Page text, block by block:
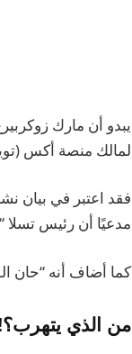
يبدو أن مارك
لمالك منصة أكس
فقد اعتبر في بيان
مدعيًا أن رئيس تسلا
كما أضاف أنه “حان
من الذي